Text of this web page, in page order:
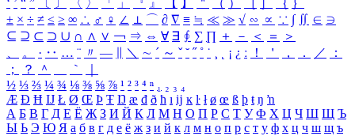
‘ ’ “ ” 〔 〕 〈 〉 「 」 『 』 【 】 ＂ （ ） ［ ］ ｛ ｝
± × ÷ ≠ ≤ ≥ ∞ ∴ ♂ ♀ ∠ ⊥ ⌒ ∂ ∇ ≡ ≒ ≪ ≫ √ ∽ ∝ ∵ ∫ ∬ ∈ ∋
⊆ ⊇ ⊂ ⊃ ∪ ∩ ∧ ∨ ￢ ⇒ ⇔ ∀ ∃ ∮ ∑ ∏ ＋ － ＜ ＝
＞
、
。 · ‥ … ¨ 〃 ― ＼ ∼ ´ ～ ˇ ˘ ˝ ˚ ˙ ¸ ¡ ¿ ː ！ ＇ ， ． ／
：
；
？ ＾ ｀
½ ⅓ ⅔ ¼ ¾ ⅛ ⅜ ⅝ ⅞ ¹ ² ³ ⁴ ⁿ ₁ ₂ ₃ ₄
Æ Ð Ħ Ĳ Ł Ø Œ Þ Ŧ Ŋ æ đ ð ħ ı ĳ ĸ ŀ ł ø œ ß þ ŧ ŋ ŉ
А Б В Г Д Е Ё Ж З И Й К Л М Н О П Р С Т У Ф Х Ц Ч Ш Щ Ъ
Ы Ь Э Ю Я а б в г д е ё ж з и й к л м н о п р с т у ф х ц ч ш щ ъ